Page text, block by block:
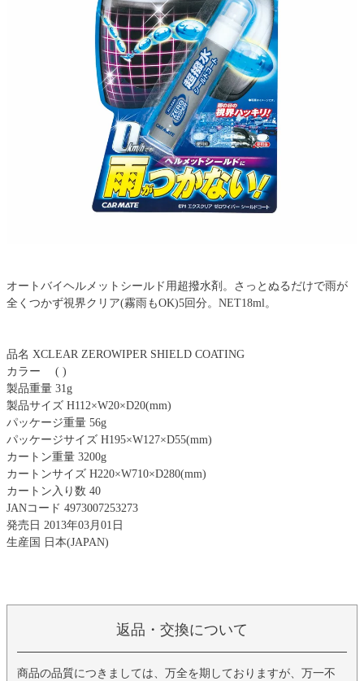
オートバイヘルメットシールド用超撥水剤。さっとぬるだけで雨が
全くつかず視界クリア(霧雨もOK)5回分。NET18ml。
品名 XCLEAR ZEROWIPER SHIELD COATING
カラー ( )
製品重量 31g
製品サイズ H112×W20×D20(mm)
パッケージ重量 56g
パッケージサイズ H195×W127×D55(mm)
カートン重量 3200g
カートンサイズ H220×W710×D280(mm)
カートン入り数 40
JANコード 4973007253273
発売日 2013年03月01日
生産国 日本(JAPAN)
返品・交換について
商品の品質につきましては、万全を期しておりますが、万一不